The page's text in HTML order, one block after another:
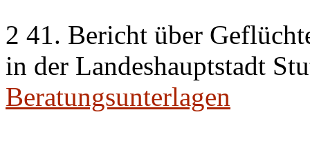
2 41. Bericht über
in der Landeshauptstadt
Beratungsunterlagen